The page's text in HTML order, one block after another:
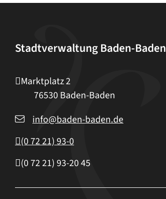
Stadtverwaltung Baden-Baden
Marktplatz 2
76530 Baden-Baden
info@baden-baden.de
(07221) 93-0
(0 7221) 93-2045